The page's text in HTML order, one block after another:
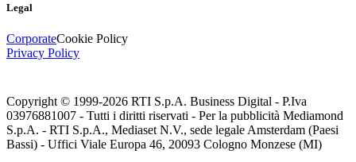
Legal
CorporateCookie Policy
Privacy Policy
Copyright © 1999-2026 RTI S.p.A. Business Digital - P.Iva
03976881007 - Tutti i diritti riservati - Per la pubblicità Mediamond
S.p.A. - RTI S.p.A., Mediaset N.V., sede legale Amsterdam (Paesi
Bassi) - Uffici Viale Europa 46, 20093 Cologno Monzese (MI)